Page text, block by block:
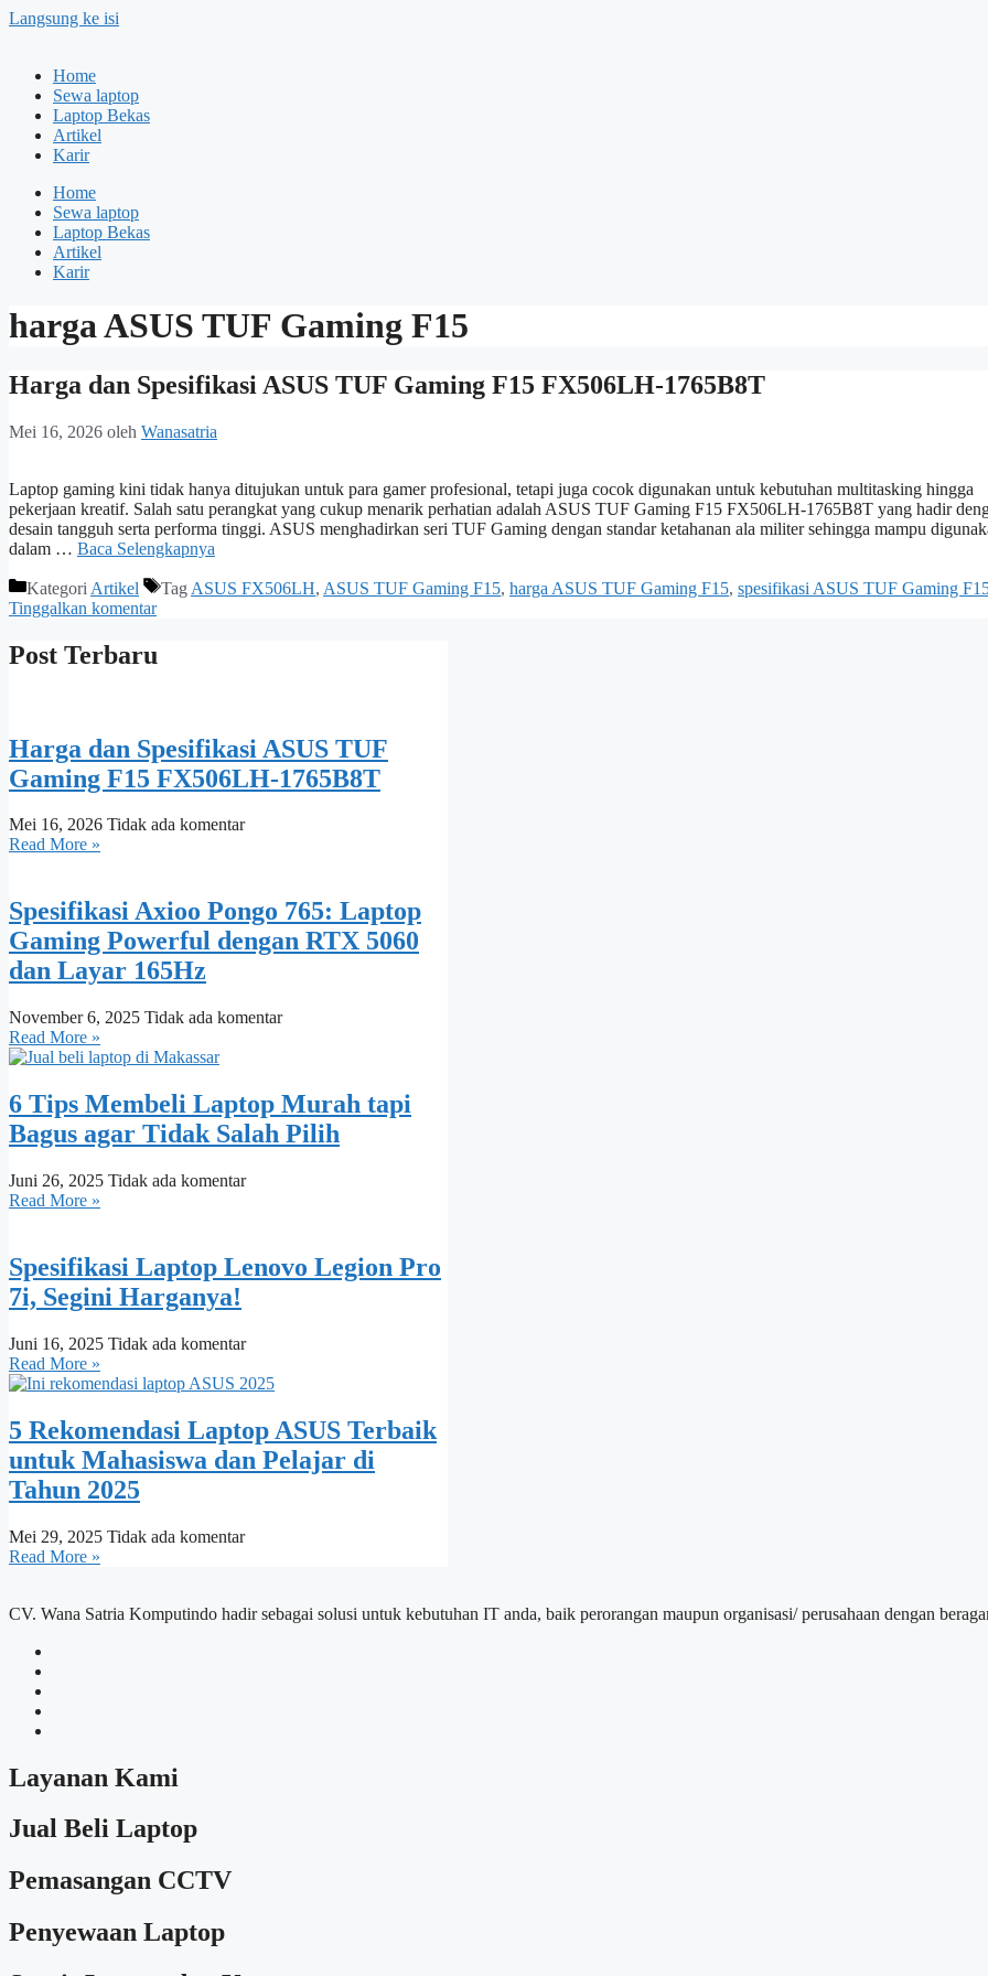
Langsung ke isi
Home
Sewa laptop
Laptop Bekas
Artikel
Karir
Home
Sewa laptop
Laptop Bekas
Artikel
Karir
harga ASUS TUF Gaming F15
Harga dan Spesifikasi ASUS TUF Gaming F15 FX506LH-1765B8T
Mei 16, 2026 oleh Wanasatria
Laptop gaming kini tidak hanya ditujukan untuk para gamer profesional, tetapi juga cocok digunakan untuk kebutuhan multitasking hingga
pekerjaan kreatif. Salah satu perangkat yang cukup menarik perhatian adalah ASUS TUF Gaming F15 FX506LH-1765B8T yang hadir
desain tangguh serta performa tinggi. ASUS menghadirkan seri TUF Gaming dengan standar ketahanan ala militer sehingga mampu
dalam … Baca Selengkapnya
Kategori Artikel Tag ASUS FX506LH, ASUS TUF Gaming F15, harga ASUS TUF Gaming F15, spesifikasi ASUS TUF Gaming
Tinggalkan komentar
Post Terbaru
Harga dan Spesifikasi ASUS TUF
Gaming F15 FX506LH-1765B8T
Mei 16, 2026 Tidak ada komentar
Read More »
Spesifikasi Axioo Pongo 765: Laptop
Gaming Powerful dengan RTX 5060
dan Layar 165Hz
November 6, 2025 Tidak ada komentar
Read More »
6 Tips Membeli Laptop Murah tapi
Bagus agar Tidak Salah Pilih
Juni 26, 2025 Tidak ada komentar
Read More »
Spesifikasi Laptop Lenovo Legion Pro
7i, Segini Harganya!
Juni 16, 2025 Tidak ada komentar
Read More »
5 Rekomendasi Laptop ASUS Terbaik
untuk Mahasiswa dan Pelajar di
Tahun 2025
Mei 29, 2025 Tidak ada komentar
Read More »
CV. Wana Satria Komputindo hadir sebagai solusi untuk kebutuhan IT anda, baik perorangan maupun organisasi/ perusahaan dengan
Layanan Kami
Jual Beli Laptop
Pemasangan CCTV
Penyewaan Laptop